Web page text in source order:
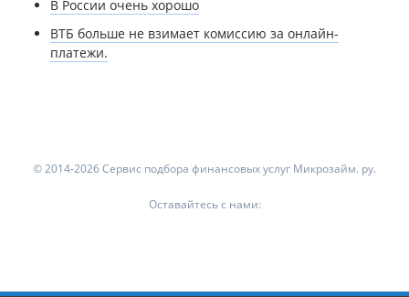
В России очень хорошо
ВТБ больше не взимает комиссию за онлайн-
платежи.
© 2014-2026 Сервис подбора финансовых услуг Микрозайм. ру.
Оставайтесь с нами: